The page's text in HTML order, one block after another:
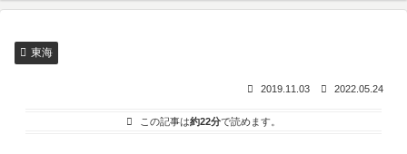
東海
2019.11.03 2022.05.24
この記事は約22分で読めます。